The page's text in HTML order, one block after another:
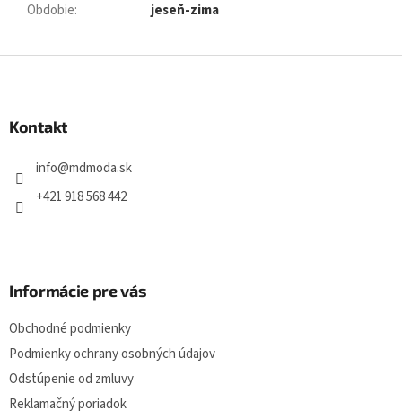
Obdobie: jeseň-zima
Kontakt
info@mdmoda.sk
+421 918 568 442
Informácie pre vás
Obchodné podmienky
Podmienky ochrany osobných údajov
Odstúpenie od zmluvy
Reklamačný poriadok